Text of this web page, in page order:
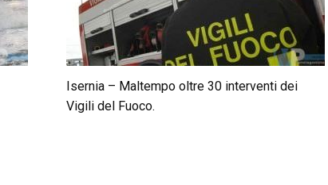
Isernia – Maltempo oltre 30 interventi dei
Vigili del Fuoco.